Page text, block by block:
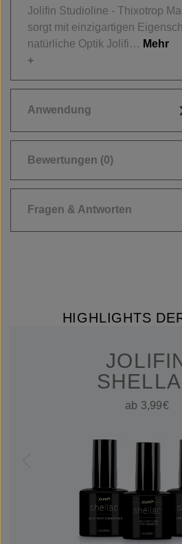
Jolifin Studioline - Thixotrop
sorgt mit einzigartigen
natürliche Optik Jolifi… Mehr
Anwendung
Bewertungen (0)
Fragen & Antworten
HIGHLIGHTS
ab 3,99€